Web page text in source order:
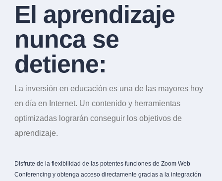
El aprendizaje
nunca se
detiene:
La inversión en educación es una de las mayores hoy
en día en Internet. Un contenido y herramientas
optimizadas lograrán conseguir los objetivos de
aprendizaje.
Disfrute de la flexibilidad de las potentes funciones de Zoom Web
Conferencing y obtenga acceso directamente gracias a la integración